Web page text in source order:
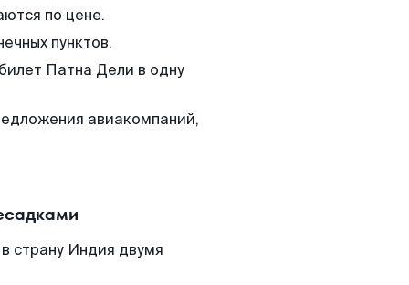
по цене.
пунктов.
Патна Дели в одну
авиакомпаний,
страну Индия двумя